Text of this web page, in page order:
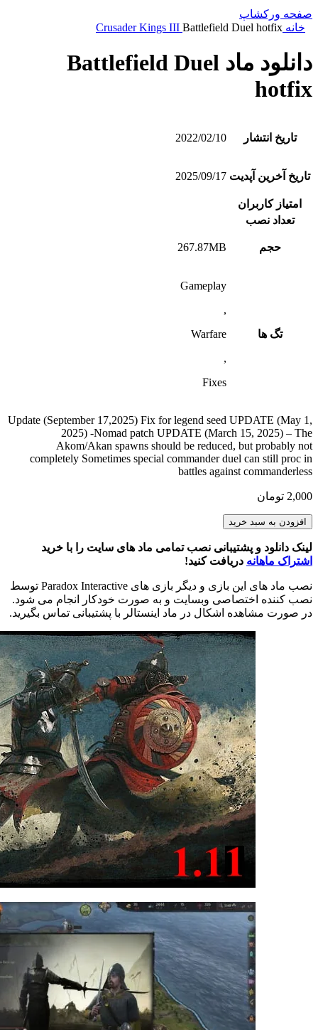
صفحه ورکشاپ
خانه
Crusader Kings III Battlefield Duel hotfix
دانلود ماد Battlefield Duel
hotfix
تاریخ انتشار 2022/02/10
تاریخ آخرین آپدیت 2025/09/17
امتیاز کاربران
تعداد نصب
حجم 267.87MB
تگ ها
Gameplay
,
Warfare
,
Fixes
Update (September 17,2025) Fix for legend seed UPDATE (May 1,
2025) -Nomad patch UPDATE (March 15, 2025) – The
Akom/Akan spawns should be reduced, but probably not
completely Sometimes special commander duel can still proc in
battles against commanderless
2,000 تومان
Battlefield
Duel
hotfix
عدد
افزودن به سبد خرید
لینک دانلود و پشتیبانی نصب تمامی ماد های سایت را با خرید
اشتراک ماهانه دریافت کنید!
نصب ماد های این بازی و دیگر بازی های Paradox Interactive توسط
نصب کننده اختصاصی وبسایت و به صورت خودکار انجام می شود.
در صورت مشاهده اشکال در ماد اینستالر با پشتیبانی تماس بگیرید.